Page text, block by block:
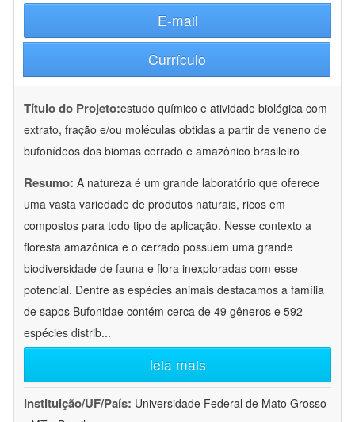
E-mail
Currículo
Título do Projeto:estudo químico e atividade biológica com
extrato, fração e/ou moléculas obtidas a partir de veneno de
bufonídeos dos biomas cerrado e amazônico brasileiro
Resumo: A natureza é um grande laboratório que oferece
uma vasta variedade de produtos naturais, ricos em
compostos para todo tipo de aplicação. Nesse contexto a
floresta amazônica e o cerrado possuem uma grande
biodiversidade de fauna e flora inexploradas com esse
potencial. Dentre as espécies animais destacamos a família
de sapos Bufonidae contém cerca de 49 gêneros e 592
espécies distrib...
leia mais
Instituição/UF/País: Universidade Federal de Mato Grosso